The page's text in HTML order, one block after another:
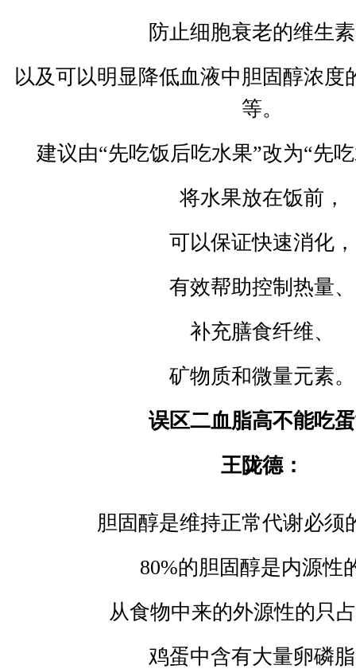
防止细胞衰老的维生
以及可以明显降低血液中胆固醇浓度
等。
建议由“先吃饭后吃水果”改为“先
将水果放在饭前，
可以保证快速消化，
有效帮助控制热量、
补充膳食纤维、
矿物质和微量元素。
误区二血脂高不能吃
王陇德：
胆固醇是维持正常代谢必须
80%的胆固醇是内源性
从食物中来的外源性的只占
鸡蛋中含有大量卵磷